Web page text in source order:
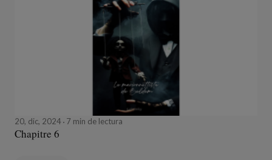
20, dic, 2024 7 min de lectura
Chapitre 6